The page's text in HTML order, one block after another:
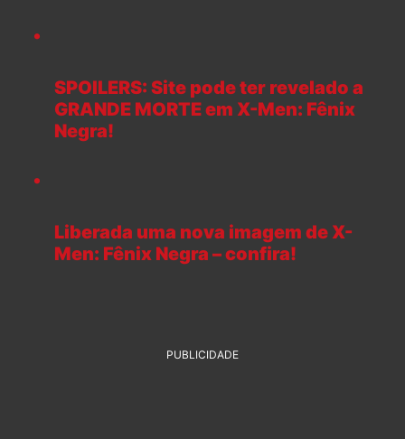
SPOILERS: Site pode ter revelado a
GRANDE MORTE em X-Men: Fênix
Negra!
Liberada uma nova imagem de X-
Men: Fênix Negra – confira!
PUBLICIDADE